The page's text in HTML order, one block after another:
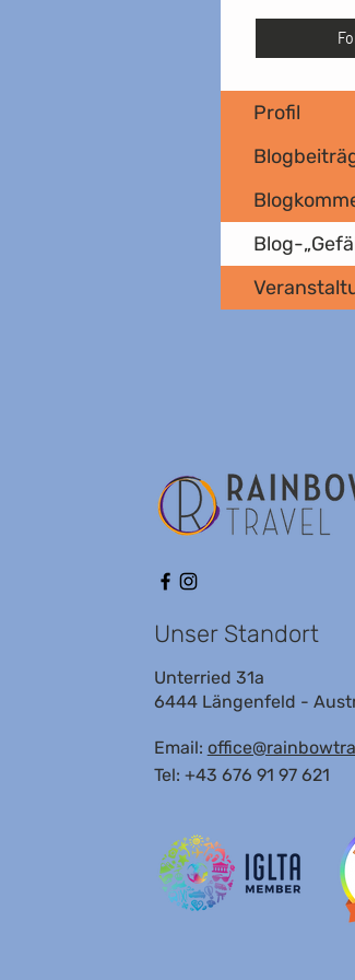
Profil
Blog-
Unser Standort
Unterried 31a
6444 Längenfeld -
Email:
Tel: +43 676 91 97 621